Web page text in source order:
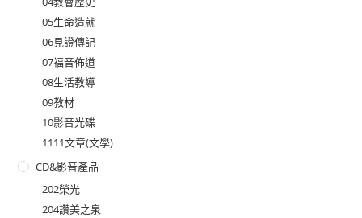
05生命造就
06見證傳記
07福音佈道
08生活教導
09教材
10影音光碟
1111文章(文學)
CD&影音產品
202榮光
204讚美之泉